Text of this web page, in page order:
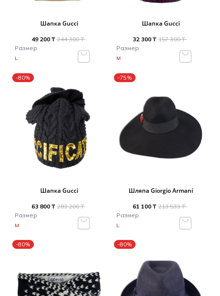
Шапка Gucci
49 200 ₸ 244 300 ₸
Размер
L
Шапка Gucci
32 300 ₸ 157 300 ₸
Размер
M
-80%
Шапка Gucci
63 800 ₸ 283 200 ₸
Размер
M
-75%
Шляпа Giorgio Armani
61 100 ₸ 213 533 ₸
Размер
L
-80% -80%